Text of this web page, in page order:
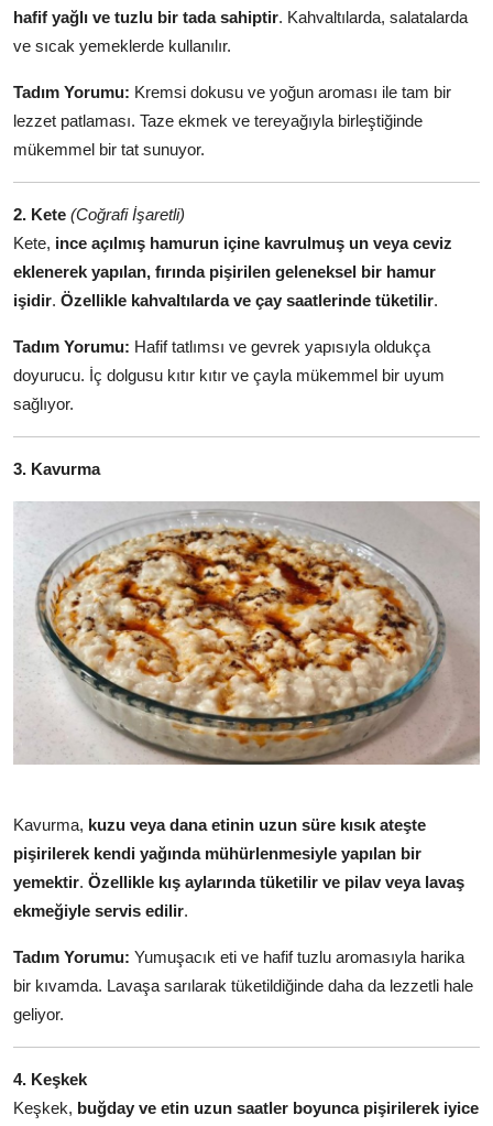
hafif yağlı ve tuzlu bir tada sahiptir. Kahvaltılarda, salatalarda
ve sıcak yemeklerde kullanılır.
Tadım Yorumu: Kremsi dokusu ve yoğun aroması ile tam bir
lezzet patlaması. Taze ekmek ve tereyağıyla birleştiğinde
mükemmel bir tat sunuyor.
2. Kete (Coğrafi İşaretli)
Kete, ince açılmış hamurun içine kavrulmuş un veya ceviz
eklenerek yapılan, fırında pişirilen geleneksel bir hamur
işidir. Özellikle kahvaltılarda ve çay saatlerinde tüketilir.
Tadım Yorumu: Hafif tatlımsı ve gevrek yapısıyla oldukça
doyurucu. İç dolgusu kıtır kıtır ve çayla mükemmel bir uyum
sağlıyor.
3. Kavurma
Kavurma, kuzu veya dana etinin uzun süre kısık ateşte
pişirilerek kendi yağında mühürlenmesiyle yapılan bir
yemektir. Özellikle kış aylarında tüketilir ve pilav veya lavaş
ekmeğiyle servis edilir.
Tadım Yorumu: Yumuşacık eti ve hafif tuzlu aromasıyla harika
bir kıvamda. Lavaşa sarılarak tüketildiğinde daha da lezzetli hale
geliyor.
4. Keşkek
Keşkek, buğday ve etin uzun saatler boyunca pişirilerek iyice